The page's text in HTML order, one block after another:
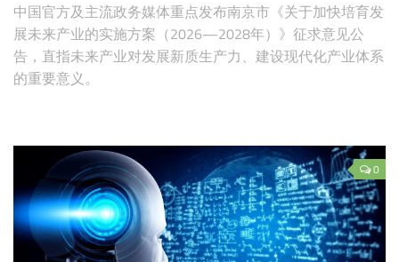
中国官方及主流政务媒体重点发布南京市《关于加快培育发
展未来产业的实施方案（2026—2028年）》征求意见公
告，直指未来产业对发展新质生产力、建设现代化产业体系
的重要意义。
0